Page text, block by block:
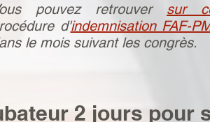
pouvez retrouver sur
d'indemnisation FAF-
le mois suivant les congrès.
2 jours pour